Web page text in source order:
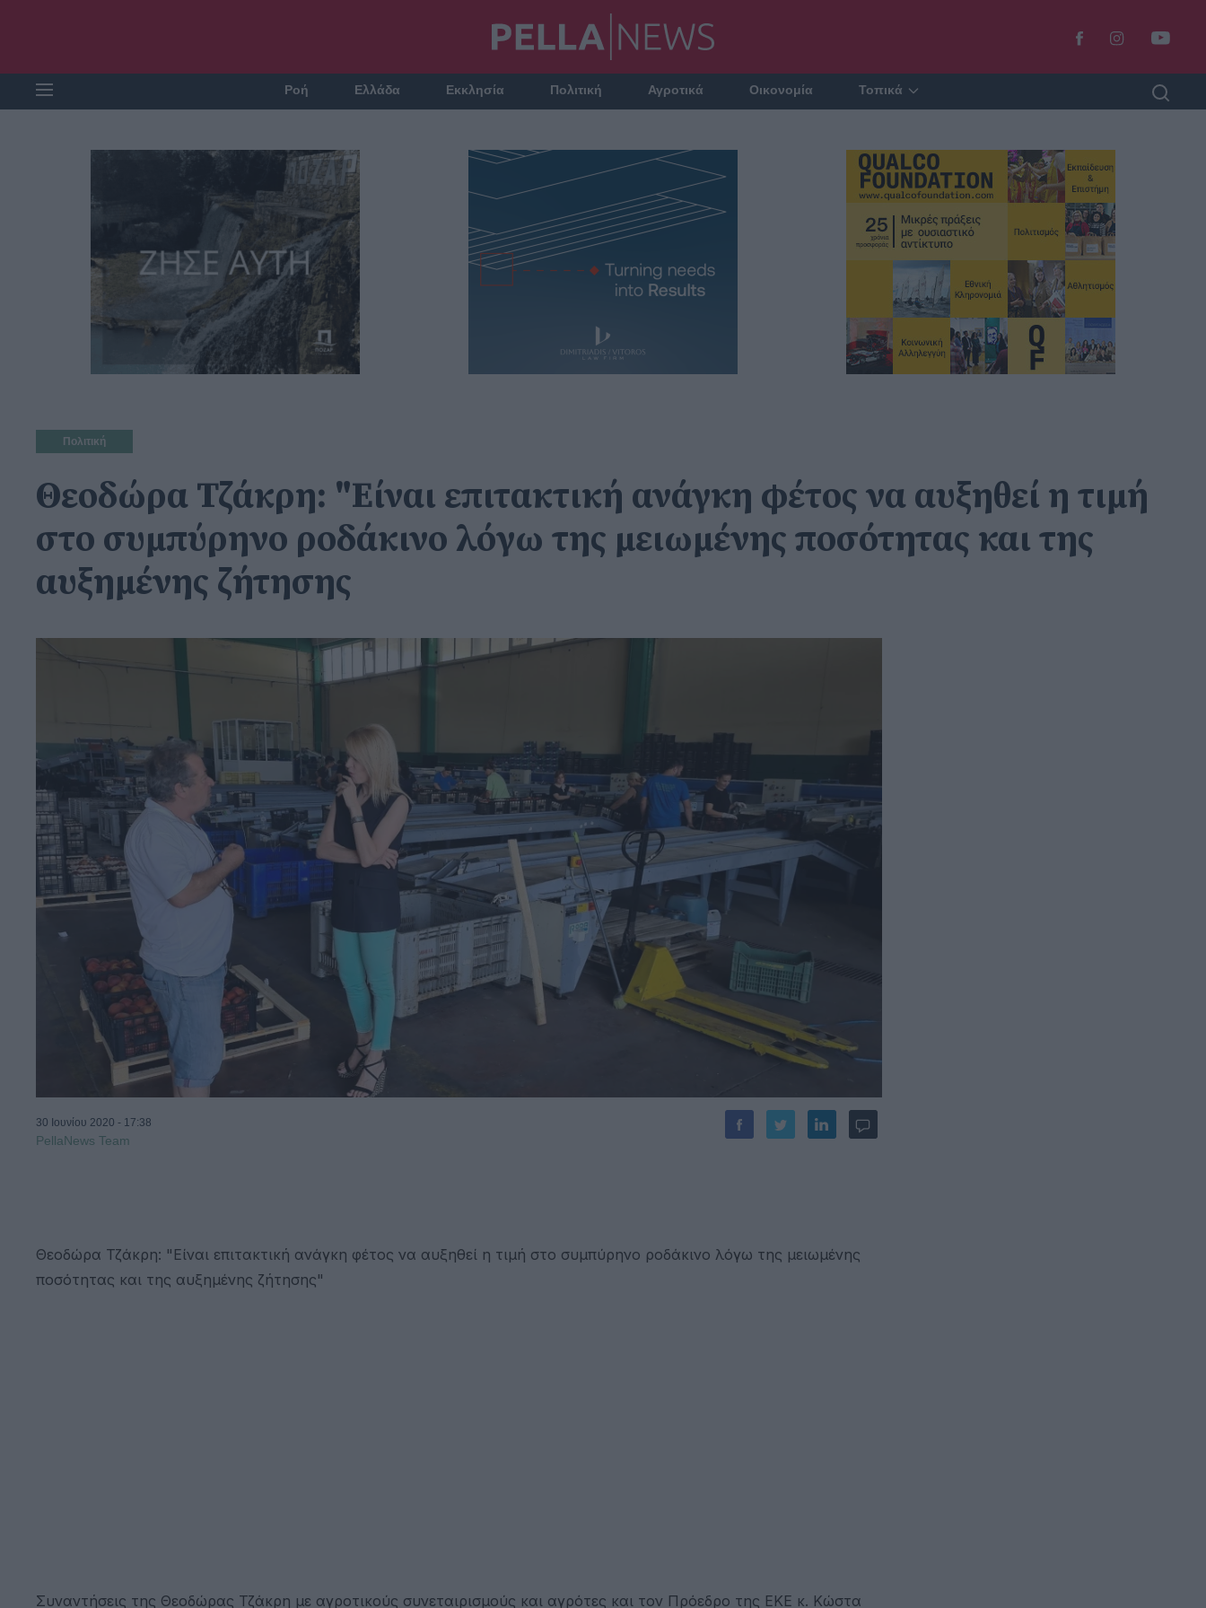
Ροή Ελλάδα Εκκλησία Πολιτική Αγροτικά Οικονομία Τοπικά
Πολιτική
Θεοδώρα Τζάκρη: "Είναι επιτακτική ανάγκη φέτος να αυξηθεί η τιμή
στο συμπύρηνο ροδάκινο λόγω της μειωμένης ποσότητας και της
αυξημένης ζήτησης
30 Ιουνίου 2020 - 17:38
PellaNews Team
Θεοδώρα Τζάκρη: "Είναι επιτακτική ανάγκη φέτος να αυξηθεί η τιμή στο συμπύρηνο ροδάκινο λόγω της μειωμένης
ποσότητας και της αυξημένης ζήτησης"
Συναντήσεις της Θεοδώρας Τζάκρη με αγροτικούς συνεταιρισμούς και αγρότες και τον Πρόεδρο της ΕΚΕ κ. Κώστα